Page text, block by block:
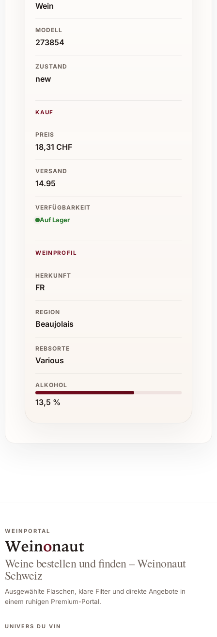
Wein
MODELL
273854
ZUSTAND
new
KAUF
PREIS
18,31 CHF
VERSAND
14.95
VERFÜGBARKEIT
Auf Lager
WEINPROFIL
HERKUNFT
FR
REGION
Beaujolais
REBSORTE
Various
ALKOHOL
13,5 %
WEINPORTAL
Weine bestellen und finden – Weinonaut
Schweiz
Ausgewählte Flaschen, klare Filter und direkte Angebote in
einem ruhigen Premium-Portal.
UNIVERS DU VIN